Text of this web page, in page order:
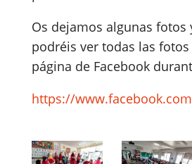
Os dejamos algunas fotos
podréis ver todas las
página de Facebook
https://